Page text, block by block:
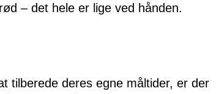
– det hele er lige ved hånden.
tilberede deres egne måltider, er der